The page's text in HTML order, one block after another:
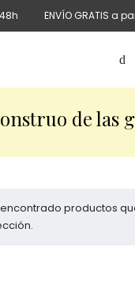
ENVÍO GRATIS a
de las
productos